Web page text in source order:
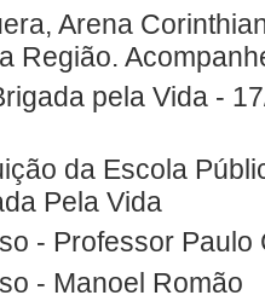
Arena
Região.
pela Vida -
da Escola
Pela Vida
- Professor Paulo
- Manoel Romão